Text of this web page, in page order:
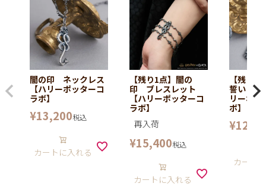
闇の印 ネックレス
【ハリーポッターコ
ラボ】
¥13,200税込
カートに入れる
【残り1点】闇の
印 ブレスレット
【ハリーポッターコ
ラボ】
再入荷
¥15,400税込
カートに入れる
【残り1
誓い チ
リーポッ
ボ】
¥
カート